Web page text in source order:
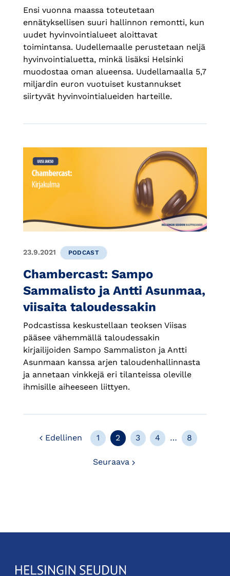
Ensi vuonna maassa toteutetaan
ennätyksellisen suuri hallinnon remontti, kun
uudet hyvinvointialueet aloittavat
toimintansa. Uudellemaalle perustetaan neljä
hyvinvointialuetta, minkä lisäksi Helsinki
muodostaa oman alueensa. Uudellamaalla 5,7
miljardin euron vuotuiset kustannukset
siirtyvät hyvinvointialueiden harteille.
23.9.2021 PODCAST
Chambercast: Sampo
Sammalisto ja Antti Asunmaa,
viisaita taloudessakin
Podcastissa keskustellaan teoksen Viisas
pääsee vähemmällä taloudessakin
kirjailijoiden Sampo Sammaliston ja Antti
Asunmaan kanssa arjen taloudenhallinnasta
ja annetaan vinkkejä eri tilanteissa oleville
ihmisille aiheeseen liittyen.
EdellinenEdellinen
1 2 3 4 … 8
Seuraava
KauppakamariHelsingin